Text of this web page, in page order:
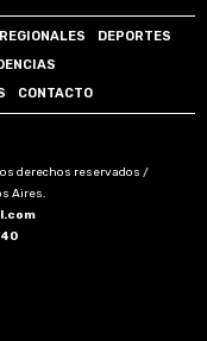
REGIONALES
DEPORTES
CONTACTO
derechos reservados /
Aires.